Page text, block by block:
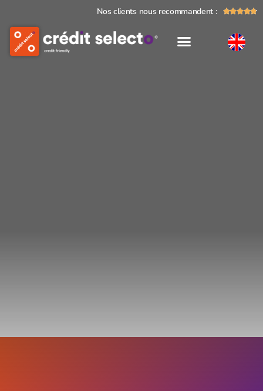
Nos clients nous recommandent : 